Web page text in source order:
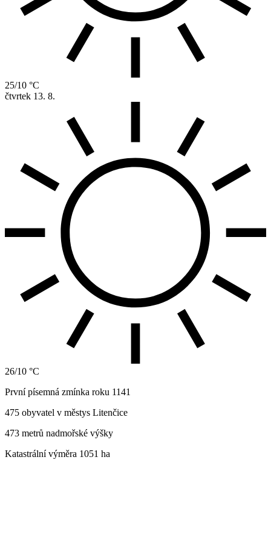
25/10 °C
čtvrtek 13. 8.
26/10 °C
První písemná zmínka roku 1141
475 obyvatel v městys Litenčice
473 metrů nadmořské výšky
Katastrální výměra 1051 ha